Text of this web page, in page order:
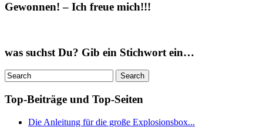
Gewonnen! – Ich freue mich!!!
was suchst Du? Gib ein Stichwort ein…
Top-Beiträge und Top-Seiten
Die Anleitung für die große Explosionsbox...